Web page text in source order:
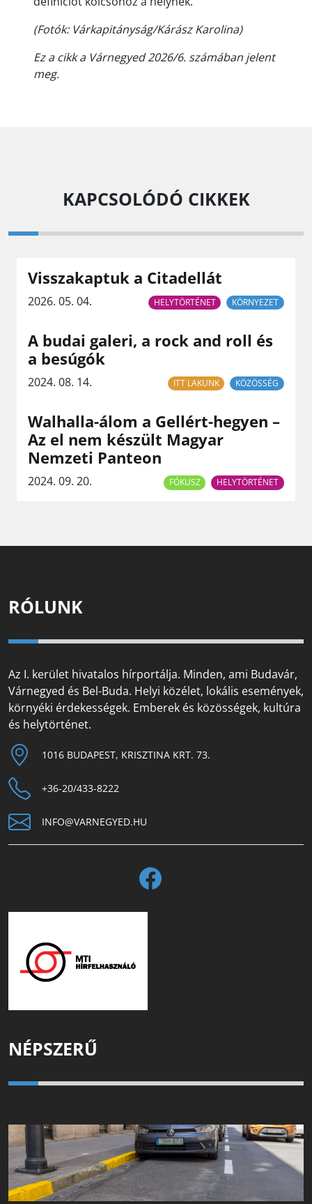
(Fotók: Várkapitányság/Kárász Karolina)
Ez a cikk a Várnegyed 2026/6. számában jelent
meg.
KAPCSOLÓDÓ CIKKEK
Visszakaptuk a Citadellát
2026. 05. 04. HELYTÖRTÉNET KÖRNYEZET
A budai galeri, a rock and roll és
a besúgók
2024. 08. 14. ITT LAKUNK KÖZÖSSÉG
Walhalla-álom a Gellért-hegyen –
Az el nem készült Magyar
Nemzeti Panteon
2024. 09. 20. FÓKUSZ HELYTÖRTÉNET
RÓLUNK
Az I. kerület hivatalos hírportálja. Minden, ami Budavár,
Várnegyed és Bel-Buda. Helyi közélet, lokális események,
környéki érdekességek. Emberek és közösségek, kultúra
és helytörténet.
1016 BUDAPEST, KRISZTINA KRT. 73.
+36-20/433-8222
INFO@VARNEGYED.HU
NÉPSZERŰ